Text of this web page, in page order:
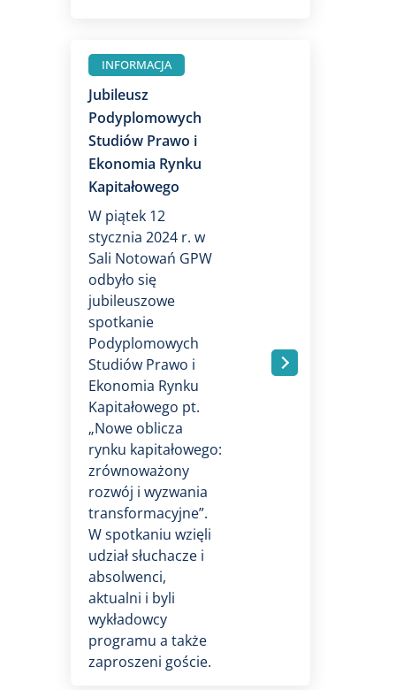
INFORMACJA
Jubileusz
Podyplomowych
Studiów Prawo i
Ekonomia Rynku
Kapitałowego
W piątek 12
stycznia 2024 r. w
Sali Notowań GPW
odbyło się
jubileuszowe
spotkanie
Podyplomowych
Studiów Prawo i
Ekonomia Rynku
Kapitałowego pt.
„Nowe oblicza
rynku kapitałowego:
zrównoważony
rozwój i wyzwania
transformacyjne”.
W spotkaniu wzięli
udział słuchacze i
absolwenci,
aktualni i byli
wykładowcy
programu a także
zaproszeni goście.
.